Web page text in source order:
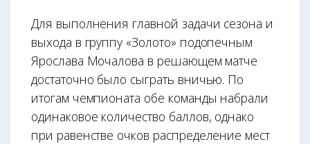
Для выполнения главной задачи сезона и
выхода в группу «Золото» подопечным
Ярослава Мочалова в решающем матче
достаточно было сыграть вничью. По
итогам чемпионата обе команды набрали
одинаковое количество баллов, однако
при равенстве очков распределение мест